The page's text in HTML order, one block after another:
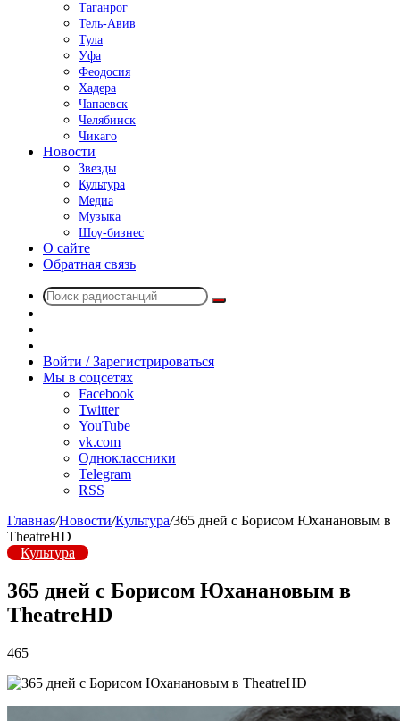
Таганрог
Тель-Авив
Тула
Уфа
Феодосия
Хадера
Чапаевск
Челябинск
Чикаго
Новости
Звезды
Культура
Медиа
Музыка
Шоу-бизнес
О сайте
Обратная связь
Поиск
радио
Войти / Зарегистрироваться
Мы в соцсетях
Facebook
Twitter
YouTube
vk.com
Одноклассники
Telegram
RSS
Главная/Новости/Культура/365 дней с Борисом Юханановым в
TheatreHD
Культура
365 дней с Борисом Юханановым в
TheatreHD
465